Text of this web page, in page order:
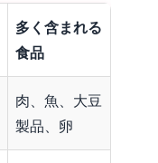
多く含まれる
食品
肉、魚、大豆
製品、卵